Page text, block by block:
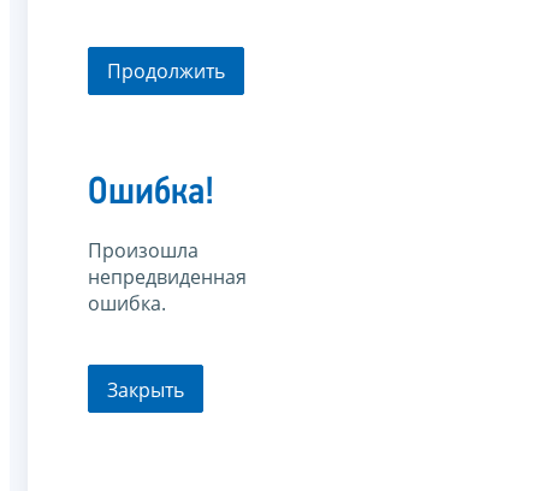
Продолжить
Ошибка!
Произошла
непредвиденная
ошибка.
Закрыть